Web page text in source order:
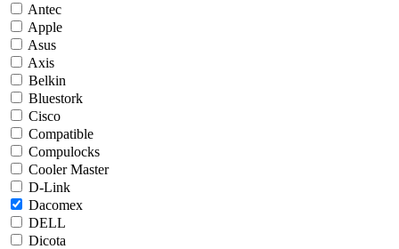
Antec
Apple
Asus
Axis
Belkin
Bluestork
Cisco
Compatible
Compulocks
Cooler Master
D-Link
Dacomex
DELL
Dicota